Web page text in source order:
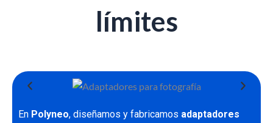
límites
En Polyneo, diseñamos y fabricamos adaptadores